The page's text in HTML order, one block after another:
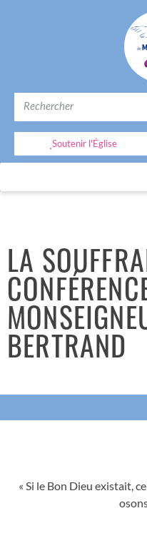
Soutenir l'Église
LA
BERTRAND
« Si le Bon Dieu existait,